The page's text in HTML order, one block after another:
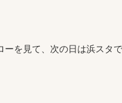
を見て、次の日は浜スタ